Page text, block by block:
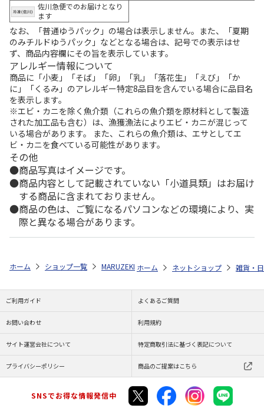
佐川急便でのお届けとなり
ます
なお、「普通ゆうパック」の場合は表示しません。また、「夏期
のみチルドゆうパック」などとなる場合は、記号での表示はせ
ず、商品内容欄にその旨を表示しています。
アレルギー情報について
商品に「小麦」「そば」「卵」「乳」「落花生」「えび」「か
に」「くるみ」のアレルギー特定8品目を含んでいる場合に品目名
を表示します。
※エビ・カニを除く魚介類（これらの魚介類を原材料として製造
された加工品も含む）は、漁獲漁法によりエビ・カニが混じって
いる場合があります。 また、これらの魚介類は、エサとしてエ
ビ・カニを食べている可能性があります。
その他
商品写真はイメージです。
商品内容として記載されていない「小道具類」はお届け
する商品に含まれておりません。
商品の色は、ご覧になるパソコンなどの環境により、実
際と異なる場合があります。
ホーム ショップ一覧 MARUZEKI カオル<KAORU>オリジナルシリー
ホーム ネットショップ 雑貨・
ご利用ガイド よくあるご質問
お問い合わせ 利用規約
サイト運営会社について 特定商取引法に基づく表記について
プライバシーポリシー 商品のご提案はこちら
SNSでお得な情報発信中